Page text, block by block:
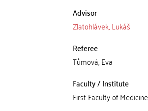
Advisor
Zlatohlávek, Lukáš
Referee
Tůmová, Eva
Faculty / Institute
First Faculty of Medicine